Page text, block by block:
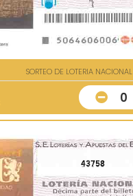
SORTEO DE LOTERIA NACIONAL
0
43758